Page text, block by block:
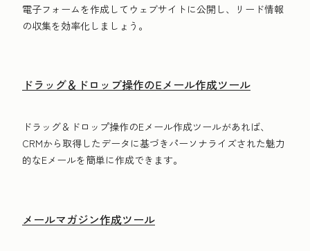
電子フォームを作成してウェブサイトに公開し、リード情報
の収集を効率化しましょう。
ドラッグ＆ドロップ操作のEメール作成ツール
ドラッグ＆ドロップ操作のEメール作成ツールがあれば、
CRMから取得したデータに基づきパーソナライズされた魅力
的なEメールを簡単に作成できます。
メールマガジン作成ツール